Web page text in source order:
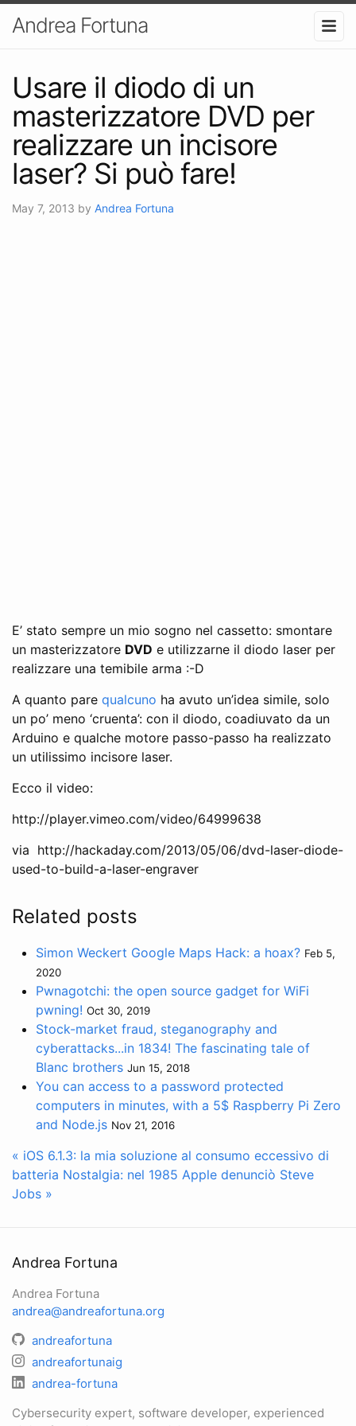
Andrea Fortuna
Usare il diodo di un
masterizzatore DVD per
realizzare un incisore
laser? Si può fare!
May 7, 2013 by Andrea Fortuna
E’ stato sempre un mio sogno nel cassetto: smontare
un masterizzatore DVD e utilizzarne il diodo laser per
realizzare una temibile arma :-D
A quanto pare qualcuno ha avuto un’idea simile, solo
un po’ meno ‘cruenta’: con il diodo, coadiuvato da un
Arduino e qualche motore passo-passo ha realizzato
un utilissimo incisore laser.
Ecco il video:
http://player.vimeo.com/video/64999638
via http://hackaday.com/2013/05/06/dvd-laser-diode-
used-to-build-a-laser-engraver
Related posts
Simon Weckert Google Maps Hack: a hoax? Feb 5,
2020
Pwnagotchi: the open source gadget for WiFi
pwning! Oct 30, 2019
Stock-market fraud, steganography and
cyberattacks...in 1834! The fascinating tale of
Blanc brothers Jun 15, 2018
You can access to a password protected
computers in minutes, with a 5$ Raspberry Pi Zero
and Node.js Nov 21, 2016
« iOS 6.1.3: la mia soluzione al consumo eccessivo di
batteria Nostalgia: nel 1985 Apple denunciò Steve
Jobs »
Andrea Fortuna
Andrea Fortuna
andrea@andreafortuna.org
andreafortuna
andreafortunaig
andrea-fortuna
Cybersecurity expert, software developer, experienced